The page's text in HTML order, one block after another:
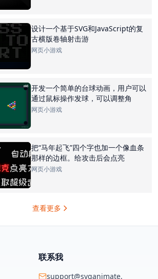
设计一个基于SVG和JavaScript的复
古横版卷轴射击游
网页小游戏
开发一个简单的台球动画，用户可以
通过鼠标操作发球，可以调整角
网页小游戏
把“马年起飞”四个字也加一个像血条
那样的边框。给攻击后会点亮
网页小游戏
查看更多
联系我
support@svganimate.